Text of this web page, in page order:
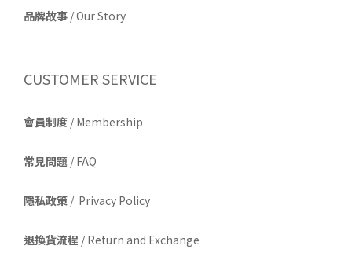
品牌故事 /Our Story
CUSTOMER SERVICE
會員制度 / Membership
常見問題 / FAQ
隱私政策 / Privacy Policy
退換貨流程 / Return and Exchange